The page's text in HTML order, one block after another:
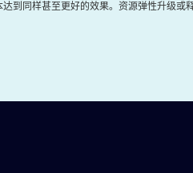
达到同样甚至更好的效果。资源弹性升级或